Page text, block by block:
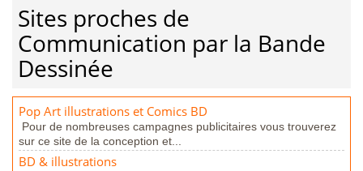
Sites proches de
Communication par la Bande
Dessinée
Pop Art illustrations et Comics BD
Pour de nombreuses campagnes publicitaires vous trouverez
sur ce site de la conception et...
BD & illustrations